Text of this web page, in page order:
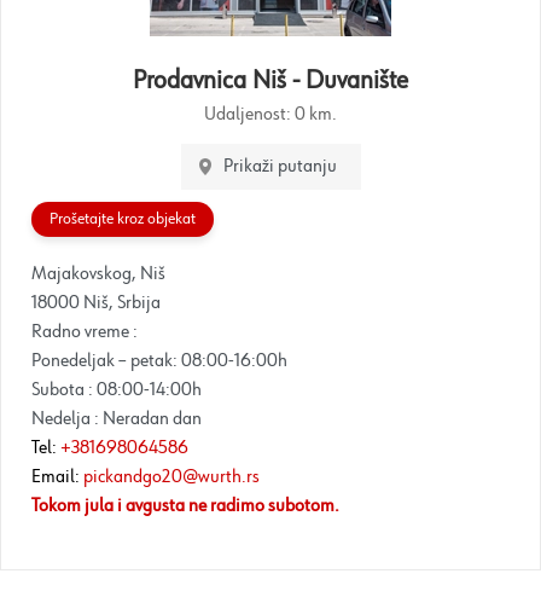
Prodavnica Niš - Duvanište
Udaljenost: 0 km.
Prikaži putanju
Prošetajte kroz objekat
Majakovskog, Niš
18000 Niš, Srbija
Radno vreme :
Ponedeljak – petak: 08:00-16:00h
Subota : 08:00-14:00h
Nedelja : Neradan dan
Tel: +381698064586
Email: pickandgo20@wurth.rs
Tokom jula i avgusta ne radimo subotom.